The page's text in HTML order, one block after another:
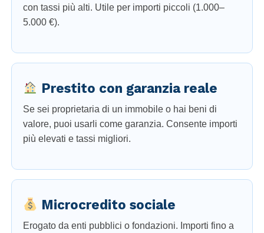
con tassi più alti. Utile per importi piccoli (1.000–
5.000 €).
Prestito con garanzia reale
Se sei proprietaria di un immobile o hai beni di
valore, puoi usarli come garanzia. Consente importi
più elevati e tassi migliori.
Microcredito sociale
Erogato da enti pubblici o fondazioni. Importi fino a